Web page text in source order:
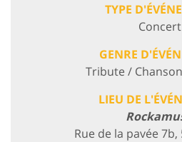
TYPE
Concert
GENRE
Tribute /
LIEU DE
Rue de la pavée